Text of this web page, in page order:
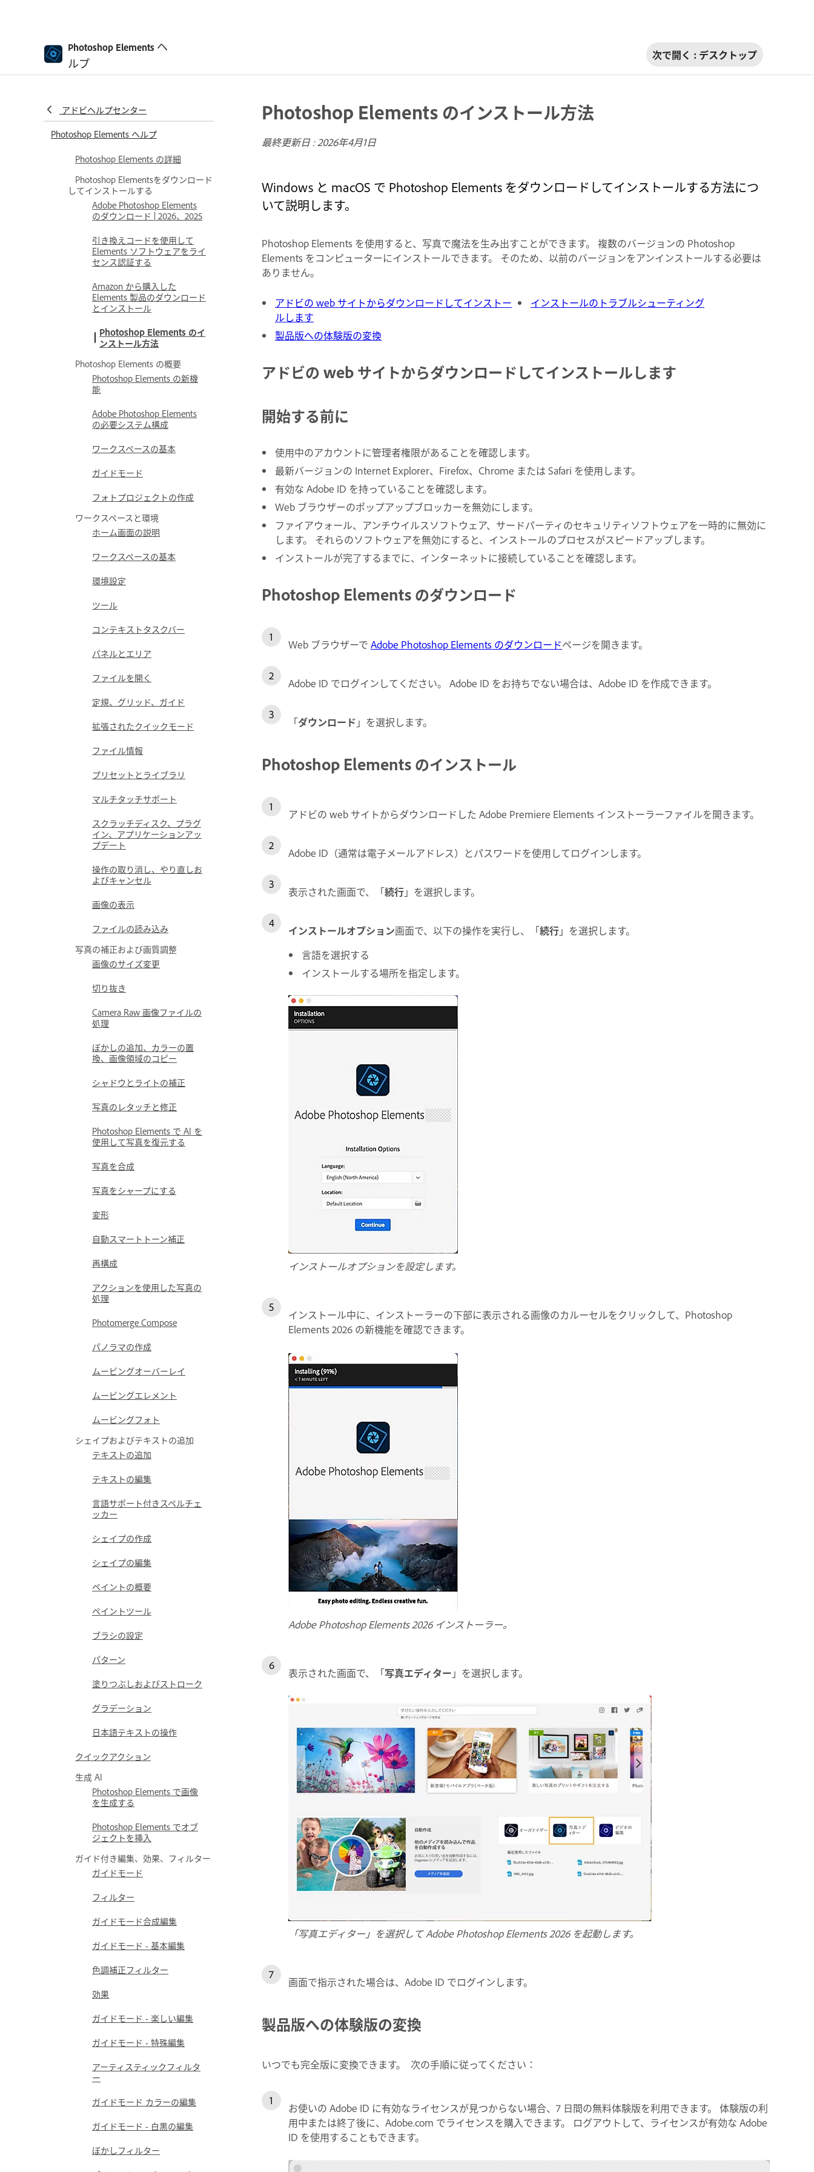
Photoshop Elements ヘ
ルプ
次で開く : デスクトップ
アドビヘルプセンター
Photoshop Elements ヘルプ
Photoshop Elements の詳細
Photoshop Elementsをダウンロード
してインストールする
Adobe Photoshop Elements
のダウンロード | 2026、2025
引き換えコードを使用して
Elements ソフトウェアをライ
センス認証する
Amazon から購入した
Elements 製品のダウンロード
とインストール
Photoshop Elements のイ
ンストール方法
Photoshop Elements の概要
Photoshop Elements の新機
能
Adobe Photoshop Elements
の必要システム構成
ワークスペースの基本
ガイドモード
フォトプロジェクトの作成
ワークスペースと環境
ホーム画面の説明
ワークスペースの基本
環境設定
ツール
コンテキストタスクバー
パネルとエリア
ファイルを開く
定規、グリッド、ガイド
拡張されたクイックモード
ファイル情報
プリセットとライブラリ
マルチタッチサポート
スクラッチディスク、プラグ
イン、アプリケーションアッ
プデート
操作の取り消し、やり直しお
よびキャンセル
画像の表示
ファイルの読み込み
写真の補正および画質調整
画像のサイズ変更
切り抜き
Camera Raw 画像ファイルの
処理
ぼかしの追加、カラーの置
換、画像領域のコピー
シャドウとライトの補正
写真のレタッチと修正
Photoshop Elements で AI を
使用して写真を復元する
写真を合成
写真をシャープにする
変形
自動スマートトーン補正
再構成
アクションを使用した写真の
処理
Photomerge Compose
パノラマの作成
ムービングオーバーレイ
ムービングエレメント
ムービングフォト
シェイプおよびテキストの追加
テキストの追加
テキストの編集
言語サポート付きスペルチェ
ッカー
シェイプの作成
シェイプの編集
ペイントの概要
ペイントツール
ブラシの設定
パターン
塗りつぶしおよびストローク
グラデーション
日本語テキストの操作
クイックアクション
生成 AI
Photoshop Elements で画像
を生成する
Photoshop Elements でオブ
ジェクトを挿入
ガイド付き編集、効果、フィルター
ガイドモード
フィルター
ガイドモード合成編集
ガイドモード - 基本編集
色調補正フィルター
効果
ガイドモード - 楽しい編集
ガイドモード - 特殊編集
アーティスティックフィルタ
ー
ガイドモード カラーの編集
ガイドモード - 白黒の編集
ぼかしフィルター
Photoshop Elements のインストール方法
最終更新日 :2026年4月1日
Windows と macOS で Photoshop Elements をダウンロードしてインストールする方法につ
いて説明します。
Photoshop Elements を使用すると、写真で魔法を生み出すことができます。 複数のバージョンの Photoshop
Elements をコンピューターにインストールできます。 そのため、以前のバージョンをアンインストールする必要は
ありません。
アドビの web サイトからダウンロードしてインストー
ルします
製品版への体験版の変換
インストールのトラブルシューティング
アドビの web サイトからダウンロードしてインストールします
開始する前に
使用中のアカウントに管理者権限があることを確認します。
最新バージョンの Internet Explorer、Firefox、Chrome または Safari を使用します。
有効な Adobe ID を持っていることを確認します。
Web ブラウザーのポップアップブロッカーを無効にします。
ファイアウォール、アンチウイルスソフトウェア、サードパーティのセキュリティソフトウェアを一時的に無効に
します。 それらのソフトウェアを無効にすると、インストールのプロセスがスピードアップします。
インストールが完了するまでに、インターネットに接続していることを確認します。
Photoshop Elements のダウンロード
Web ブラウザーで Adobe Photoshop Elements のダウンロードページを開きます。
Adobe ID でログインしてください。 Adobe ID をお持ちでない場合は、 Adobe ID を作成できます。
「ダウンロード 」を選択します。
Photoshop Elements のインストール
アドビの web サイトからダウンロードした Adobe Premiere Elements インストーラーファイルを開きます。
Adobe ID（通常は電子メールアドレス）とパスワードを使用してログインします。
表示された画面で、「続行」を選択します。
インストールオプション画面で、以下の操作を実行し、「続行」を選択します。
言語を選択する
インストールする場所を指定します。
インストールオプションを設定します。
インストール中に、インストーラーの下部に表示される画像のカルーセルをクリックして、Photoshop
Elements 2026 の新機能を確認できます。
Adobe Photoshop Elements 2026 インストーラー。
表示された画面で、「写真エディター 」を選択します。
「写真エディター」を選択して Adobe Photoshop Elements 2026 を起動します。
画面で指示された場合は、Adobe ID でログインします。
製品版への体験版の変換
いつでも完全版に変換できます。 次の手順に従ってください：
お使いの Adobe ID に有効なライセンスが見つからない場合、7 日間の無料体験版を利用できます。 体験版の利
用中または終了後に、Adobe.com でライセンスを購入できます。 ログアウトして、ライセンスが有効な Adobe
ID を使用することもできます。